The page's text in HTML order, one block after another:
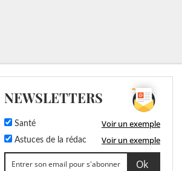
NEWSLETTERS
Santé Voir un exemple
Astuces de la rédac Voir un exemple